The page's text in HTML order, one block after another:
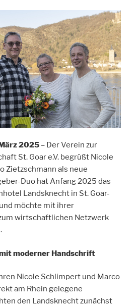
2025 – Der Verein zur
St. Goar e.V. begrüßt Nicole
Zietzschmann als neue
Duo hat Anfang 2025 das
Landsknecht in St. Goar-
möchte mit ihrer
wirtschaftlichen Netzwerk
moderner Handschrift
Nicole Schlimpert und Marco
am Rhein gelegene
den Landsknecht zunächst